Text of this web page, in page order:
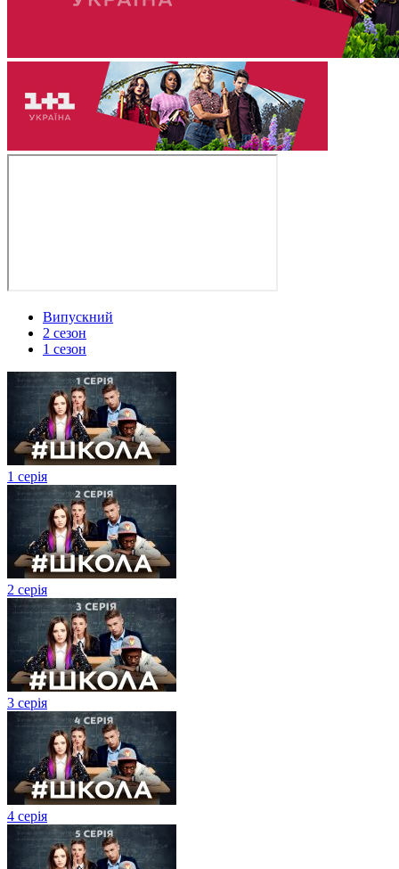
Випускний
2 сезон
1 сезон
1 серія
2 серія
3 серія
4 серія